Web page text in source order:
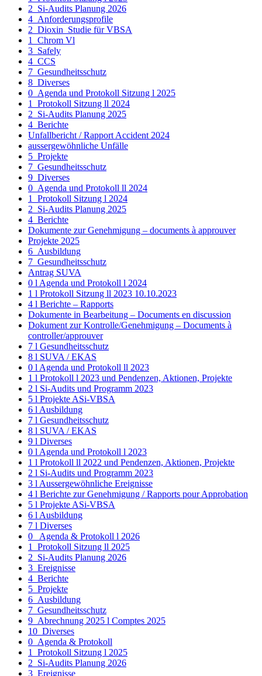
2_Si-Audits Planung 2026
4_Anforderungsprofile
2_Dioxin_Studie für VBSA
1_Chrom Vl
3_Safely
4_CCS
7_Gesundheitsschutz
8_Diverses
0_Agenda und Protokoll Sitzung l 2025
1_Protokoll Sitzung ll 2024
2_Si-Audits Planung 2025
4_Berichte
Unfallbericht / Rapport Accident 2024
aussergewöhnliche Unfälle
5_Projekte
7_Gesundheitsschutz
9_Diverses
0_Agenda und Protokoll ll 2024
1_Protokoll Sitzung l 2024
2_Si-Audits Planung 2025
4_Berichte
Dokumente zur Genehmigung – documents à approuver
Projekte 2025
6_Ausbildung
7_Gesundheitsschutz
Antrag SUVA
0 l Agenda und Protokoll l 2024
1 l Protokoll Sitzung ll 2023 10.10.2023
4 l Berichte – Rapports
Dokumente in Bearbeitung – Documents en discussion
Dokument zur Kontrolle/Genehmigung – Documents à
controller/approuver
7 l Gesundheitsschutz
8 l SUVA / EKAS
0 l Agenda und Protokoll ll 2023
1 l Protokoll l 2023 und Pendenzen, Aktionen, Projekte
2 l Si-Audits und Programm 2023
5 l Projekte ASi-VBSA
6 l Ausbildung
7 l Gesundheitsschutz
8 l SUVA / EKAS
9 l Diverses
0 l Agenda und Protokoll l 2023
1 l Protokoll ll 2022 und Pendenzen, Aktionen, Projekte
2 l Si-Audits und Programm 2023
3 l Aussergewöhnliche Ereignisse
4 l Berichte zur Genehmigung / Rapports pour Approbation
5 l Projekte ASi-VBSA
6 l Ausbildung
7 l Diverses
0_ Agenda & Protokoll l 2026
1_Protokoll Sitzung ll 2025
2_Si-Audits Planung 2026
3_Ereignisse
4_Berichte
5_Projekte
6_Ausbildung
7_Gesundheitsschutz
9_Abrechnung 2025 l Comptes 2025
10_Diverses
0_Agenda & Protokoll
1_Protokoll Sitzung l 2025
2_Si-Audits Planung 2026
3_Ereignisse